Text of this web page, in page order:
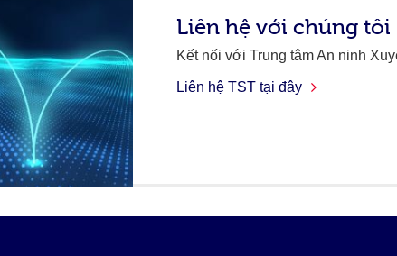
Liên hệ với chúng tôi
Kết nối với Trung tâm An ninh
Liên hệ TST tại đây